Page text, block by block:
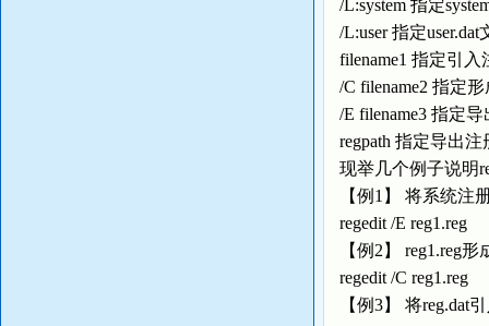
/L:system 指定
/L:user 指定
filename1 指定引
/C filename2 指定
/E filename3 指定
regpath 指定导出
现举几个例子说明
【例1】 将系统注
regedit /E reg1.reg
【例2】 reg1.reg
regedit /C reg1.reg
【例3】 将reg.dat